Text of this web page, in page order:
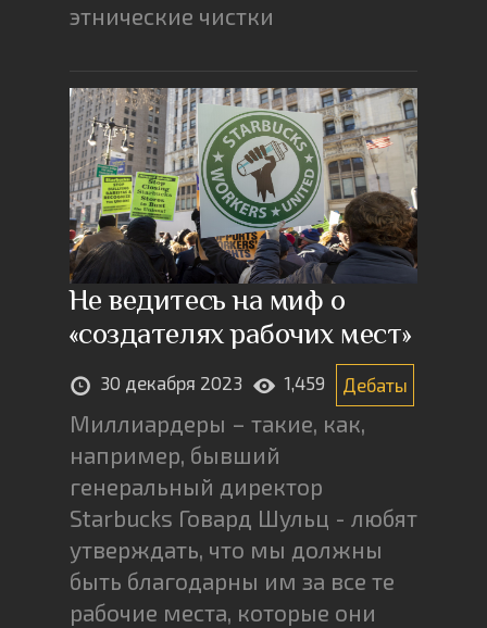
этнические чистки
Не ведитесь на миф о
«создателях рабочих мест»
30 декабря 2023 1,459 Дебаты
Миллиардеры – такие, как,
например, бывший
генеральный директор
Starbucks Говард Шульц - любят
утверждать, что мы должны
быть благодарны им за все те
рабочие места, которые они